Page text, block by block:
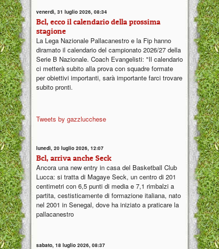
venerdì, 31 luglio 2026, 08:34
Bcl, ecco il calendario della prossima
stagione
La Lega Nazionale Pallacanestro e la Fip hanno
diramato il calendario del campionato 2026/27 della
Serie B Nazionale. Coach Evangelisti: "Il calendario
ci metterà subito alla prova con squadre formate
per obiettivi importanti, sarà importante farci trovare
subito pronti.
Tweets by gazzlucchese
lunedì, 20 luglio 2026, 12:07
Bcl, arriva anche Seck
Ancora una new entry in casa del Basketball Club
Lucca: si tratta di Magaye Seck, un centro di 201
centimetri con 6,5 punti di media e 7,1 rimbalzi a
partita, cestisticamente di formazione italiana, nato
nel 2001 in Senegal, dove ha iniziato a praticare la
pallacanestro
sabato, 18 luglio 2026, 08:37